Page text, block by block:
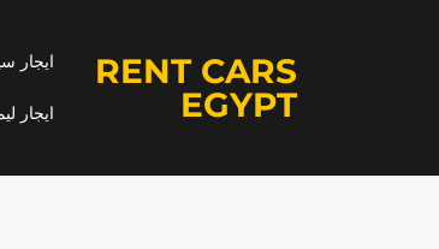
RENT CARS
EGYPT
ايجار
ايجار